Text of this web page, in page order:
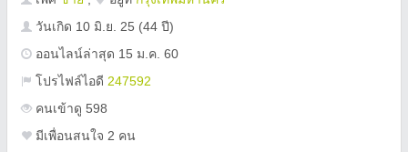
วันเกิด 10 มิ.ย. 25 (44 ปี)
ออนไลน์ล่าสุด 15 ม.ค. 60
โปรไฟล์ไอดี 247592
คนเข้าดู 598
มีเพื่อนสนใจ 2 คน